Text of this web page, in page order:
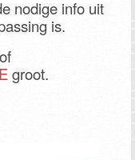
nodige info uit
is.
of
groot.